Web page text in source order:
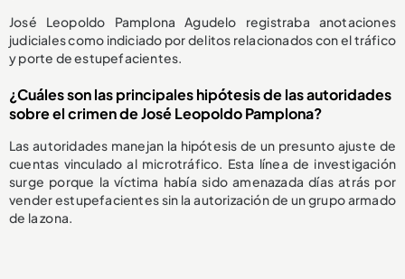
José Leopoldo Pamplona Agudelo registraba anotaciones
judiciales como indiciado por delitos relacionados con el tráfico
y porte de estupefacientes.
¿Cuáles son las principales hipótesis de las autoridades
sobre el crimen de José Leopoldo Pamplona?
Las autoridades manejan la hipótesis de un presunto ajuste de
cuentas vinculado al microtráfico. Esta línea de investigación
surge porque la víctima había sido amenazada días atrás por
vender estupefacientes sin la autorización de un grupo armado
de la zona.